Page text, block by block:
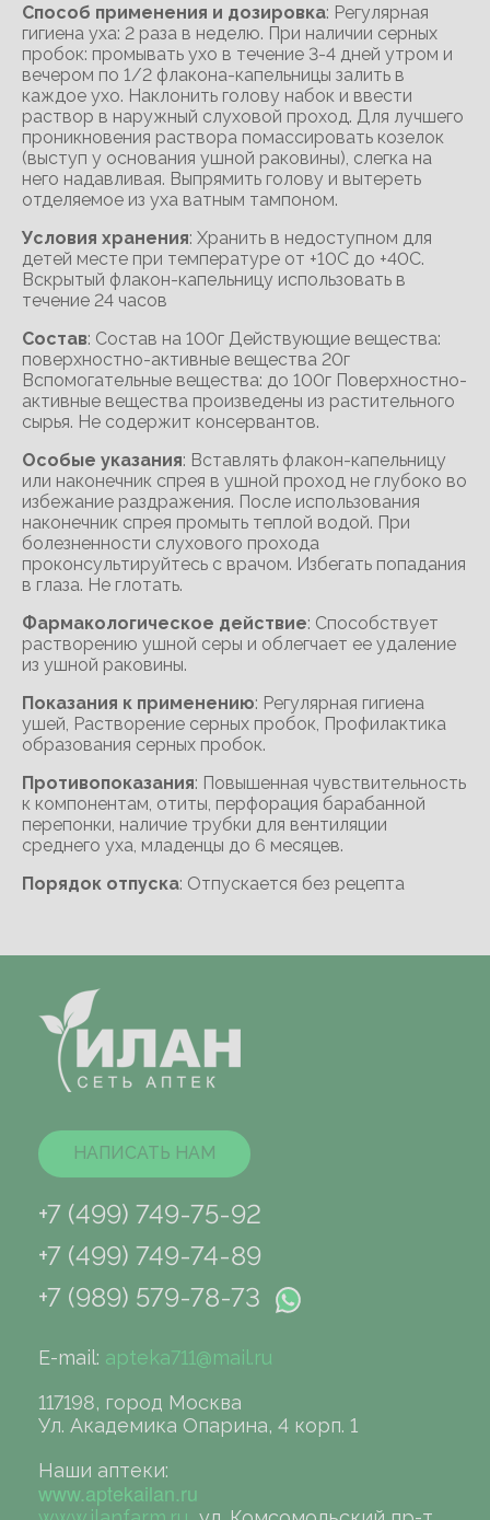
Способ применения и дозировка: Регулярная
гигиена уха: 2 раза в неделю. При наличии серных
пробок: промывать ухо в течение 3-4 дней утром и
вечером по 1/2 флакона-капельницы залить в
каждое ухо. Наклонить голову набок и ввести
раствор в наружный слуховой проход. Для лучшего
проникновения раствора помассировать козелок
(выступ у основания ушной раковины), слегка на
него надавливая. Выпрямить голову и вытереть
отделяемое из уха ватным тампоном.
Условия хранения: Хранить в недоступном для
детей месте при температуре от +10С до +40С.
Вскрытый флакон-капельницу использовать в
течение 24 часов
Состав: Состав на 100г Действующие вещества:
поверхностно-активные вещества 20г
Вспомогательные вещества: до 100г Поверхностно-
активные вещества произведены из растительного
сырья. Не содержит консервантов.
Особые указания: Вставлять флакон-капельницу
или наконечник спрея в ушной проход не глубоко во
избежание раздражения. После использования
наконечник спрея промыть теплой водой. При
болезненности слухового прохода
проконсультируйтесь с врачом. Избегать попадания
в глаза. Не глотать.
Фармакологическое действие: Способствует
растворению ушной серы и облегчает ее удаление
из ушной раковины.
Показания к применению: Регулярная гигиена
ушей, Растворение серных пробок, Профилактика
образования серных пробок.
Противопоказания: Повышенная чувствительность
к компонентам, отиты, перфорация барабанной
перепонки, наличие трубки для вентиляции
среднего уха, младенцы до 6 месяцев.
Порядок отпуска: Отпускается без рецепта
НАПИСАТЬ НАМ
+7 (499) 749-75-92
+7 (499) 749-74-89
+7 (989) 579-78-73
E-mail: apteka711@mail.ru
117198, город Москва
Ул. Академика Опарина, 4 корп. 1
Наши аптеки:
www.aptekailan.ru